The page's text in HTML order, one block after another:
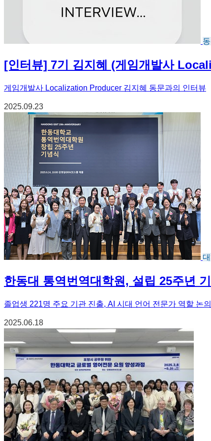
[인터뷰] 7기 김지혜 (게임개발사
게임개발사 Localization Producer 김지혜 동문과의 인터뷰
2025.09.23
한동대 통역번역대학원, 설립 25주년
졸업생 221명 주요 기관 진출, AI 시대 언어 전문가 역할 논
2025.06.18